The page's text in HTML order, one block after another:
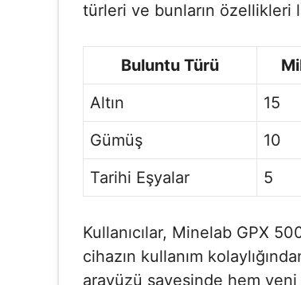
türleri ve bunların özellikleri
Buluntu Türü
Altın
15
Gümüş
10
Tarihi Eşyalar
5
Kullanıcılar, Minelab GPX
cihazın kullanım
arayüzü sayesinde hem